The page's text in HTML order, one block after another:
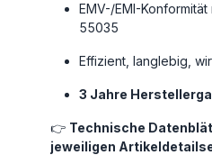
EMV-/EMI-
55035
Effizient, langlebig,
3 Jahre
👉 Technische
jeweiligen